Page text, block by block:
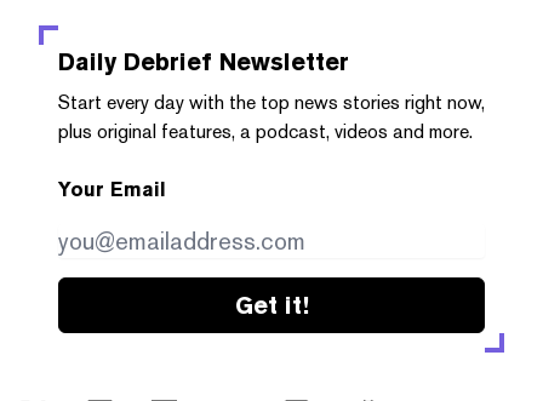
Daily Debrief Newsletter
Start every day with the top news stories right now,
plus original features, a podcast, videos and more.
Your Email
Get it!